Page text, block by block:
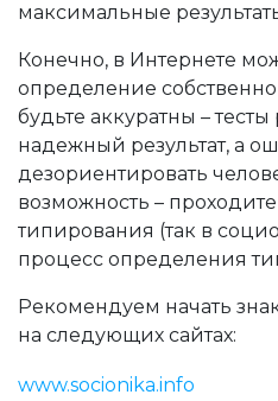
максимальные
Конечно, в Интернете
определение
будьте аккуратны –
надежный результат, а
дезориентировать
возможность –
типирования (так в
процесс определения
Рекомендуем начать
на следующих сайтах:
www.socionika.info